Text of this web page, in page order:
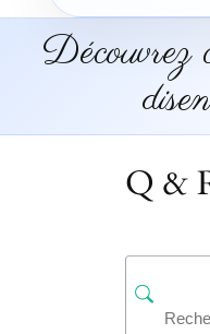
Découvrez
Q &